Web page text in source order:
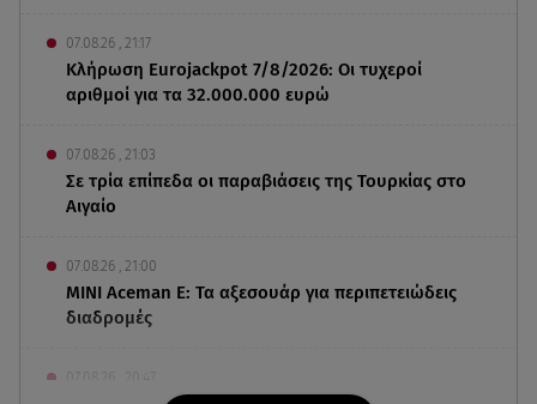
07.08.26 , 21:17
Κλήρωση Eurojackpot 7/8/2026: Οι τυχεροί
αριθμοί για τα 32.000.000 ευρώ
07.08.26 , 21:03
Σε τρία επίπεδα οι παραβιάσεις της Τουρκίας στο
Αιγαίο
07.08.26 , 21:00
MINI Aceman E: Τα αξεσουάρ για περιπετειώδεις
διαδρομές